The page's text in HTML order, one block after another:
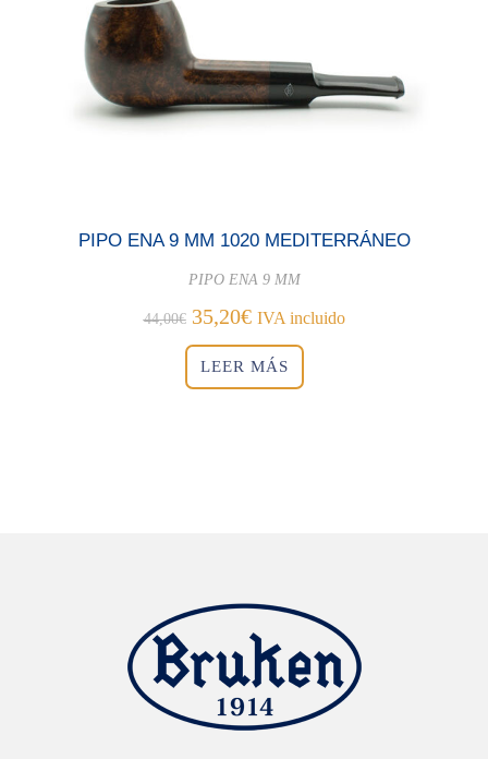
PIPO ENA 9 MM 1020 MEDITERRÁNEO
PIPO ENA 9 MM
44,00€
El
precio
original
era:
44,00€.
35,20€El
actual
es:
35,20€.
IVA incluido
LEER MÁS